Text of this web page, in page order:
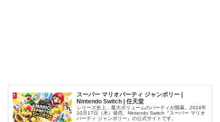
スーパー マリオパーティ ジャンボリー |
Nintendo Switch | 任天堂
シリーズ史上、最大ボリュームのパーティが開幕。2024年
10月17日（木）発売、Nintendo Switch『スーパー マリオ
パーティ ジャンボリー』の公式サイトです。